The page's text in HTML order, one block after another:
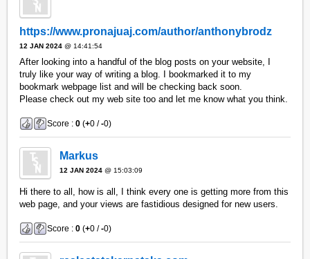
https://www.pronajuaj.com/author/anthonybrodz
12 JAN 2024 @ 14:41:54
After looking into a handful of the blog posts on your website, I
truly like your way of writing a blog. I bookmarked it to my
bookmark webpage list and will be checking back soon.
Please check out my web site too and let me know what you think.
Score :0 (+0 /-0)
Markus
12 JAN 2024 @ 15:03:09
Hi there to all, how is all, I think every one is getting more from this
web page, and your views are fastidious designed for new users.
Score :0 (+0 /-0)